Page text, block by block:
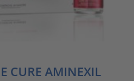
CURE AMINEXIL